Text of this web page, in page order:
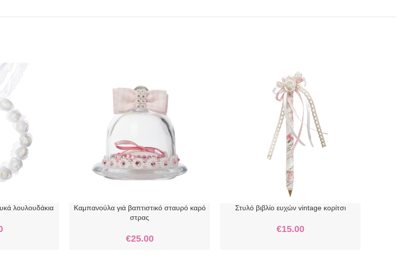
λουλουδάκια
Καμπανούλα γιά βαπτιστικό σταυρό καρό
στρας
€25.00
Στυλό βιβλίο ευχών vintage κορίτσι
€15.00